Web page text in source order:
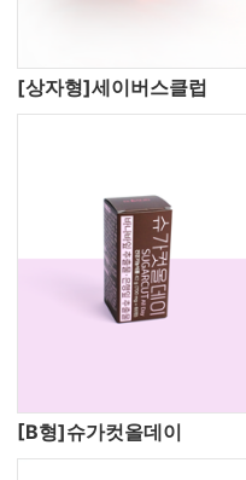
[상자형]세이버스클럽
[B형]슈가컷올데이